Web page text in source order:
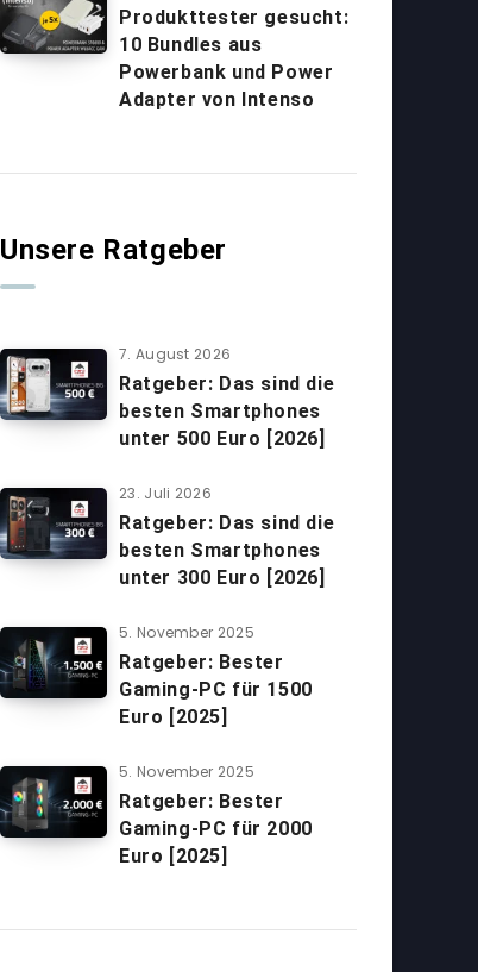
Produkttester gesucht:
10 Bundles aus
Powerbank und Power
Adapter von Intenso
Unsere Ratgeber
7. August 2026
Ratgeber: Das sind die
besten Smartphones
unter 500 Euro [2026]
23. Juli 2026
Ratgeber: Das sind die
besten Smartphones
unter 300 Euro [2026]
5. November 2025
Ratgeber: Bester
Gaming-PC für 1500
Euro [2025]
5. November 2025
Ratgeber: Bester
Gaming-PC für 2000
Euro [2025]